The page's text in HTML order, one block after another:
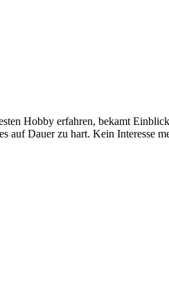
Hobby erfahren, bekamt
auf Dauer zu hart. Kein Interesse